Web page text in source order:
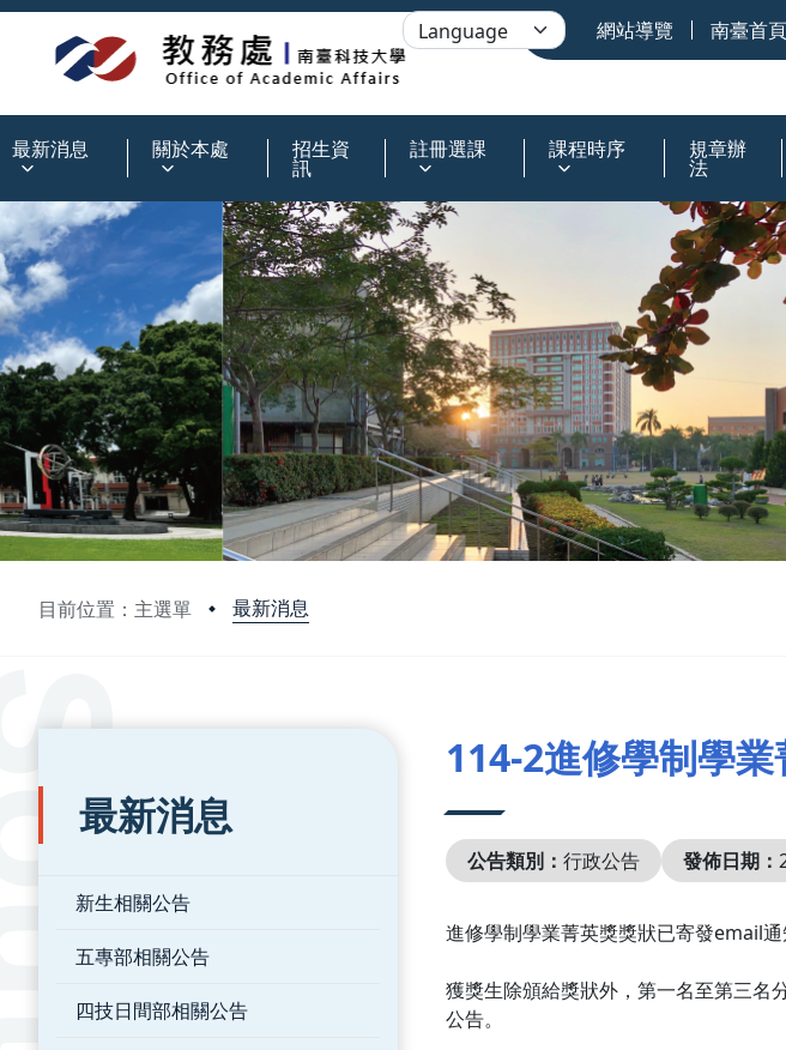
網站導覽 南臺首頁
最新消息 關於本處 招生資
訊
註冊選課 課程時序 規章辦
法
目前位置：主選單 最新消息
:::
最新消息
新生相關公告
五專部相關公告
四技日間部相關公告
114-2進修學制學
公告類別： 行政公告 發佈日期：
進修學制學業菁英獎獎狀已寄發email
獲獎生除頒給獎狀外，第一名至第三名
公告。